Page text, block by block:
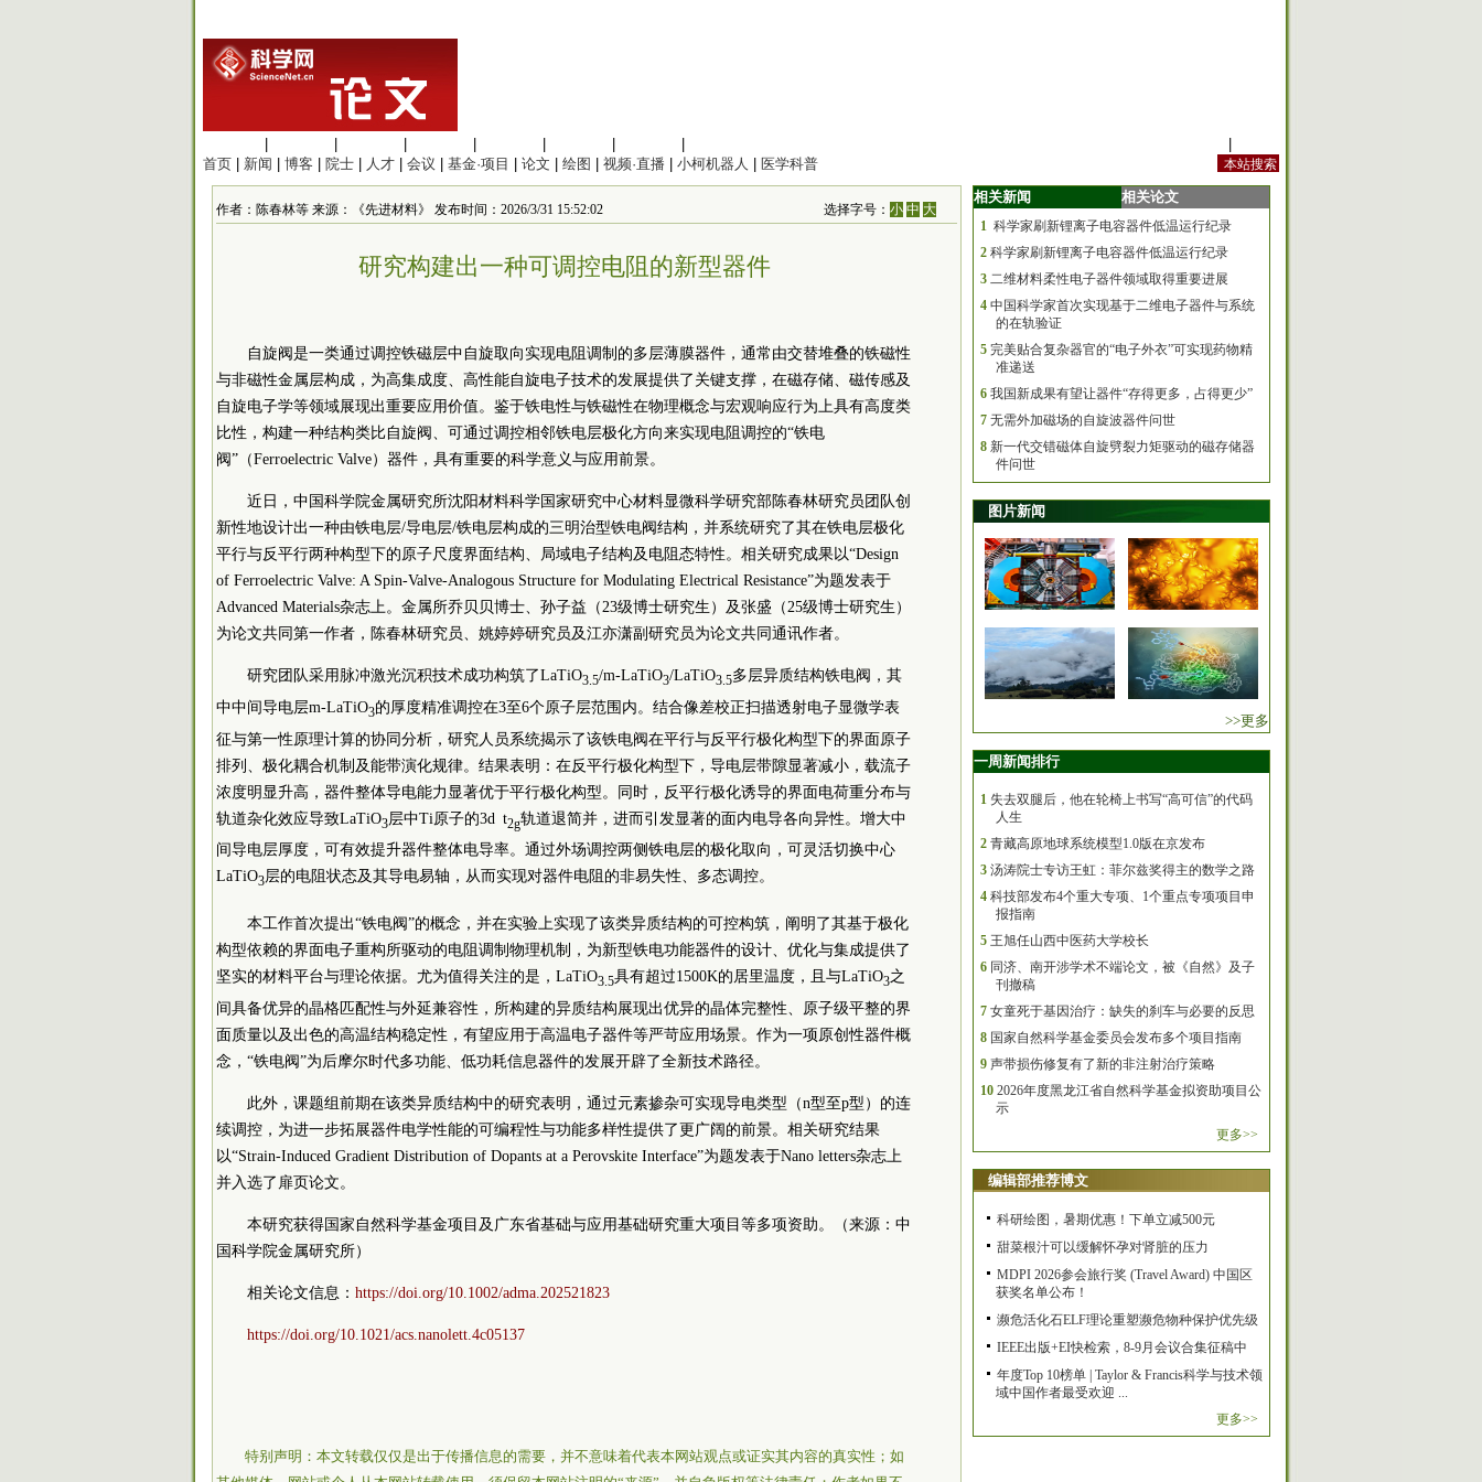
首页
新闻 博客 院士 人才 会议 基金·项目 论文 绘图 视频·直播 小柯机器人 医学科普
作者：陈春林等 来源：《先进材料》 发布时间：2026/3/31 15:52:02 选择字号：小 中 大
研究构建出一种可调控电阻的新型器件
自旋阀是一类通过调控铁磁层中自旋取向实现电阻调制的多层薄膜器件，通常由交替堆叠的铁磁性
与非磁性金属层构成，为高集成度、高性能自旋电子技术的发展提供了关键支撑，在磁存储、磁传感及
自旋电子学等领域展现出重要应用价值。鉴于铁电性与铁磁性在物理概念与宏观响应行为上具有高度类
比性，构建一种结构类比自旋阀、可通过调控相邻铁电层极化方向来实现电阻调控的“铁电
阀”（Ferroelectric Valve）器件，具有重要的科学意义与应用前景。
近日，中国 科学院金属研究所沈阳材料科学国家研究中心材料显微科学研究部陈春林研究员团队创
新性地设计出一种由铁电层/导电层/铁电层构成的三明治型铁电阀结构，并系统研究了其在铁电层极化
平行与反平行两种构型下的原子尺度界面结构、局域电子结构及电阻态特性。相关研究成果以“Design
of Ferroelectric Valve: A Spin-Valve-Analogous Structure for Modulating Electrical Resistance”为题发表于
Advanced Materials杂志上。金属所乔贝贝博士、孙子益（23级博士研究生）及张盛（25级博士研究生）
为论文共同第一作者，陈春林研究员、姚婷婷研究员及江亦潇副研究员为论文共同通讯作者。
研究团队采用脉冲激光沉积技术成功构筑了LaTiO3.5/m-LaTiO3/LaTiO3.5多层异质结构铁电阀，其
中中间导电层m-LaTiO3的厚度精准调控在3至6个原子层范围内。结合像差校正扫描透射电子显微学表
征与第一性原理计算的协同分析，研究人员系统揭示了该铁电阀在平行与反平行极化构型下的界面原子
排列、极化耦合机制及能带演化规律。结果表明：在反平行极化构型下，导电层带隙显著减小，载流子
浓度明显升高，器件整体导电能力显著优于平行极化构型。同时，反平行极化诱导的界面电荷重分布与
轨道杂化效应导致LaTiO3层中Ti原子的3d t2g轨道退简并，进而引发显著的面内电导各向异性。增大中
间导电层厚度，可有效提升器件整体电导率。通过外场调控两侧铁电层的极化取向，可灵活切换中心
LaTiO3层的电阻状态及其导电易轴，从而实现对器件电阻的非易失性、多态调控。
本工作首次提出“铁电阀”的概念，并在实验上实现了该类异质结构的可控构筑，阐明了其基于极化
构型依赖的界面电子重构所驱动的电阻调制物理机制，为新型铁电功能器件的设计、优化与集成提供了
坚实的材料平台与理论依据。尤为值得关注的是，LaTiO3.5具有超过1500K的居里温度，且与LaTiO3之
间具备优异的晶格匹配性与外延兼容性，所构建的异质结构展现出优异的晶体完整性、原子级平整的界
面质量以及出色的高温结构稳定性，有望应用于高温电子器件等严苛应用场景。作为一项原创性器件概
念，“铁电阀”为后摩尔时代多功能、低功耗信息器件的发展开辟了全新技术路径。
此外，课题组前期在该类异质结构中的研究表明，通过元素掺杂可实现导电类型（n型至p型）的连
续调控，为进一步拓展器件电学性能的可编程性与功能多样性提供了更广阔的前景。相关研究结果
以“Strain-Induced Gradient Distribution of Dopants at a Perovskite Interface”为题发表于Nano letters杂志上
并入选了扉页论文。
本研究获得国家自然科学基金项目及广东省基础与应用基础研究重大项目等多项资助。（来源：中
国 科学院金属研究所）
相关论文信息： https://doi.org/10.1002/adma.202521823
https://doi.org/10.1021/acs.nanolett.4c05137
特别声明：本文转载仅仅是出于传播信息的需要，并不意味着代表本网站观点或证实其内容的真实性；如
相关新闻 相关论文
1 科学家刷新锂离子电容器件低温运行纪录
2 科学家刷新锂离子电容器件低温运行纪录
3 二维材料柔性电子器件领域取得重要进展
4 中国科学家首次实现基于二维电子器件与系统
的在轨验证
5 完美贴合复杂器官的“电子外衣”可实现药物精
准递送
6 我国新成果有望让器件“存得更多，占得更少”
7 无需外加磁场的自旋波器件问世
8 新一代交错磁体自旋劈裂力矩驱动的磁存储器
件问世
图片新闻
>>更多
一周新闻排行
1 失去双腿后，他在轮椅上书写“高可信”的代码
人生
2 青藏高原地球系统模型1.0版在京发布
3 汤涛院士专访王虹：菲尔兹奖得主的数学之路
4 科技部发布4个重大专项、1个重点专项项目申
报指南
5 王旭任山西中医药大学校长
6 同济、南开涉学术不端论文，被《自然》及子
刊撤稿
7 女童死于基因治疗：缺失的刹车与必要的反思
8 国家自然科学基金委员会发布多个项目指南
9 声带损伤修复有了新的非注射治疗策略
10 2026年度黑龙江省自然科学基金拟资助项目公
示
更多>>
编辑部推荐博文
科研绘图，暑期优惠！下单立减500元
甜菜根汁可以缓解怀孕对肾脏的压力
MDPI 2026参会旅行奖 (Travel Award) 中国区
获奖名单公布！
濒危活化石ELF理论重塑濒危物种保护优先级
IEEE出版+EI快检索，8-9月会议合集征稿中
年度Top 10榜单 | Taylor & Francis科学与技术领
域中国作者最受欢迎 ...
更多>>